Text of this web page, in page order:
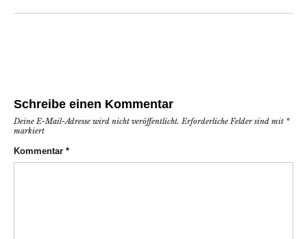
Schreibe einen Kommentar
Deine E-Mail-Adresse wird nicht veröffentlicht. Erforderliche Felder sind mit *
markiert
Kommentar *